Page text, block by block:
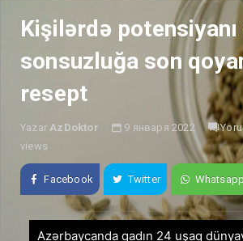
Kişilərdə potensiyanı
sonsuzluğa son
resept
Yazar AzDoktor 9 января 2022
views
Facebook Twitter Whatsapp